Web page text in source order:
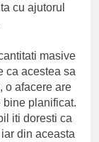
cu ajutorul
masive
ca acestea sa
o afacere are
bine planificat.
iti doresti ca
din aceasta